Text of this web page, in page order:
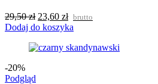
29,50zł 23,60 zł brutto
Dodaj do koszyka
-20%
Podgląd